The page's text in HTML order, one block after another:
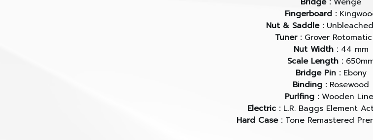
Fingerboard :
Nut & Saddle :
Tuner : Grover Rotomatic
Nut Width : 44 mm
Scale Length :
Bridge Pin : Ebony
Binding : Rosewood
Purlfing : Wooden
Electric : L.R. Baggs Element
Hard Case : Tone Remastered